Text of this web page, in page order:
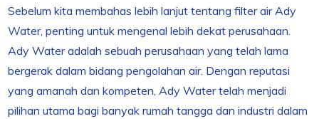
Sebelum kita membahas lebih lanjut tentang filter air Ady
Water, penting untuk mengenal lebih dekat perusahaan.
Ady Water adalah sebuah perusahaan yang telah lama
bergerak dalam bidang pengolahan air. Dengan reputasi
yang amanah dan kompeten, Ady Water telah menjadi
pilihan utama bagi banyak rumah tangga dan industri dalam